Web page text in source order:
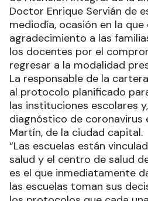
Doctor Enrique Servián de
mediodía, ocasión en la que
agradecimiento a las
los docentes por el
regresar a la modalidad
La responsable de la
al protocolo planificado
las instituciones escolares
diagnóstico de coronavirus
Martín, de la ciudad capital.
“Las escuelas están
salud y el centro de salud
es el que inmediatamente
las escuelas toman sus